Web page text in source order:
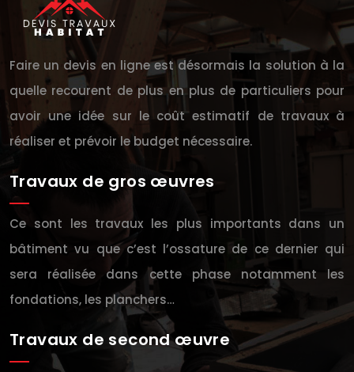
Faire un devis en ligne est désormais la solution à la
quelle recourent de plus en plus de particuliers pour
avoir une idée sur le coût estimatif de travaux à
réaliser et prévoir le budget nécessaire.
Travaux de gros œuvres
Ce sont les travaux les plus importants dans un
bâtiment vu que c’est l’ossature de ce dernier qui
sera réalisée dans cette phase notamment les
fondations, les planchers…
Travaux de second œuvre